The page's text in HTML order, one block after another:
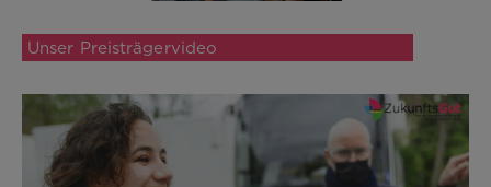
Unser Preisträgervideo
Notwendig